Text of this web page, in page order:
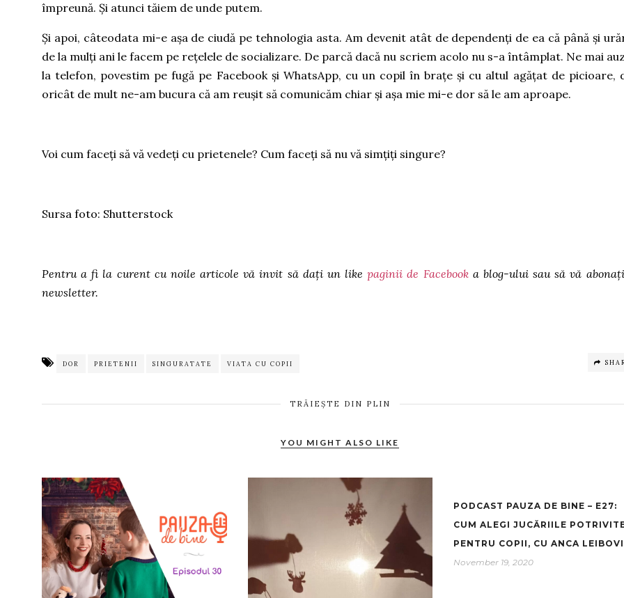
împreună. Și atunci tăiem de unde putem.
Și apoi, câteodata mi-e așa de ciudă pe tehnologia asta. Am devenit atât de dependenți de ea că până și
de la mulți ani le facem pe rețelele de socializare. De parcă dacă nu scriem acolo nu s-a întâmplat. Ne mai
la telefon, povestim pe fugă pe Facebook și WhatsApp, cu un copil în brațe și cu altul agățat de picioare,
oricât de mult ne-am bucura că am reușit să comunicăm chiar și așa mie mi-e dor să le am aproape.
Voi cum faceți să vă vedeți cu prietenele? Cum faceți să nu vă simțiți singure?
Sursa foto: Shutterstock
Pentru a fi la curent cu noile articole vă invit să dați un likepaginii de Facebooka blog-ului sau să vă
newsletter.
DOR PRIETENII SINGURATATE VIATA CU COPII
TRĂIEȘTE DIN PLIN
YOU MIGHT ALSO LIKE
PODCAST PAUZA DE BINE – E27:
CUM ALEGI JUCĂRIILE
PENTRU COPII, CU ANCA
November 19, 2020